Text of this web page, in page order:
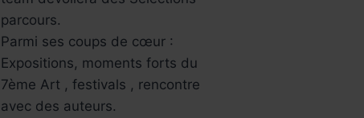
parcours.
Parmi ses coups de cœur :
Expositions, moments forts du
7ème Art , festivals , rencontre
avec des auteurs.